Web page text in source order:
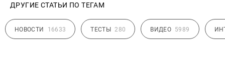
ДРУГИЕ СТАТЬИ ПО ТЕГАМ
НОВОСТИ 16633 ТЕСТЫ 280 ВИДЕО 5989